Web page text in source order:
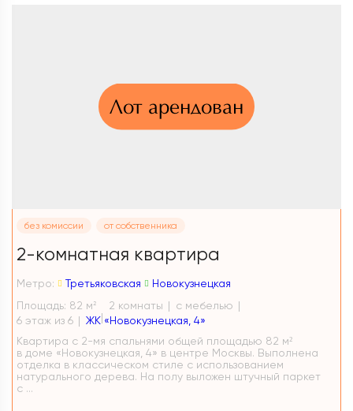
Лот арендован
без комиссии от собственника
2-комнатная квартира
Метро: Третьяковская
Новокузнецкая
Площадь: 82 м 2 2 комнаты
с мебелью
6 этаж из 6
ЖК «Новокузнецкая, 4»
Квартира с 2-мя спальнями общей площадью 82 м²
в доме «Новокузнецкая, 4» в центре Москвы. Выполнена
отделка в классическом стиле с использованием
натурального дерева. На полу выложен штучный паркет
с ...